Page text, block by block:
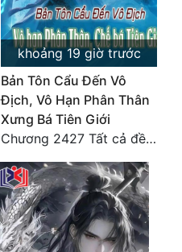
khoảng 19 giờ trước
Bản Tôn Cẩu Đến Vô
Địch, Vô Hạn Phân Thân
Xưng Bá Tiên Giới
Chương 2427 Tất cả đều nhờ nỗ lực! Mời Đế vào Thiên!